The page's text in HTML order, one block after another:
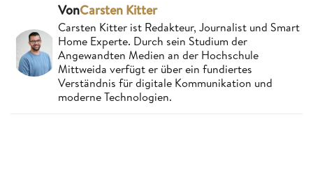
VonCarsten Kitter
Carsten Kitter ist Redakteur, Journalist und Smart
Home Experte. Durch sein Studium der
Angewandten Medien an der Hochschule
Mittweida verfügt er über ein fundiertes
Verständnis für digitale Kommunikation und
moderne Technologien.